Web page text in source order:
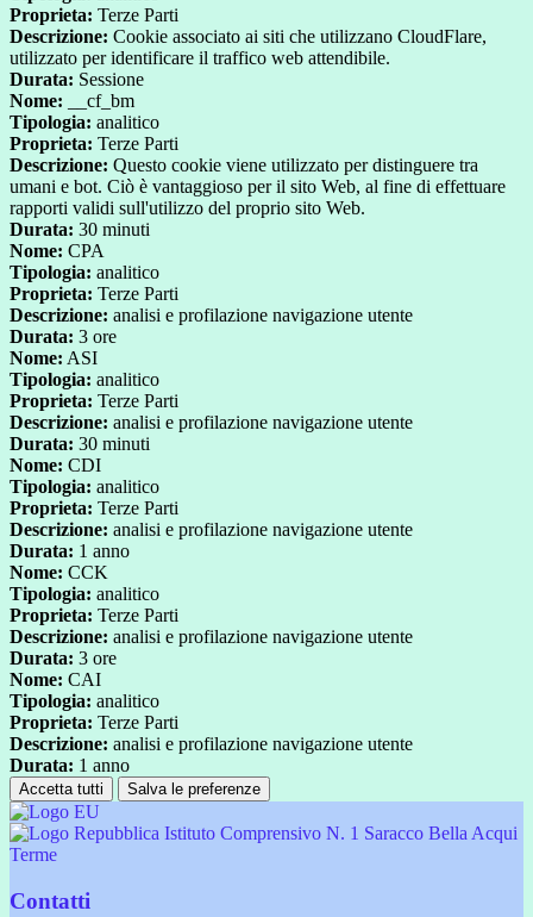
Proprieta: Terze Parti
Descrizione: Cookie associato ai siti che utilizzano CloudFlare,
utilizzato per identificare il traffico web attendibile.
Durata: Sessione
Nome: __cf_bm
Tipologia: analitico
Proprieta: Terze Parti
Descrizione: Questo cookie viene utilizzato per distinguere tra
umani e bot. Ciò è vantaggioso per il sito Web, al fine di effettuare
rapporti validi sull'utilizzo del proprio sito Web.
Durata: 30 minuti
Nome: CPA
Tipologia: analitico
Proprieta: Terze Parti
Descrizione: analisi e profilazione navigazione utente
Durata: 3 ore
Nome: ASI
Tipologia: analitico
Proprieta: Terze Parti
Descrizione: analisi e profilazione navigazione utente
Durata: 30 minuti
Nome: CDI
Tipologia: analitico
Proprieta: Terze Parti
Descrizione: analisi e profilazione navigazione utente
Durata: 1 anno
Nome: CCK
Tipologia: analitico
Proprieta: Terze Parti
Descrizione: analisi e profilazione navigazione utente
Durata: 3 ore
Nome: CAI
Tipologia: analitico
Proprieta: Terze Parti
Descrizione: analisi e profilazione navigazione utente
Durata: 1 anno
Accetta tutti Salva le preferenze
Istituto Comprensivo N. 1 Saracco Bella Acqui
Terme
Contatti